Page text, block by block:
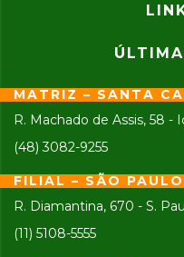
MATRIZ – SANTA
R. Machado de Assis, 58 -
(48) 3082-9255
FILIAL – SÃO PAULO
R. Diamantina, 670 - S.
(11) 5108-5555